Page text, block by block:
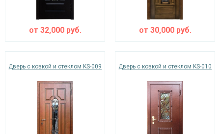
от 32,000руб. от 30,000руб.
Дверь с ковкой и стеклом KS-009 Дверь с ковкой и стеклом KS-010